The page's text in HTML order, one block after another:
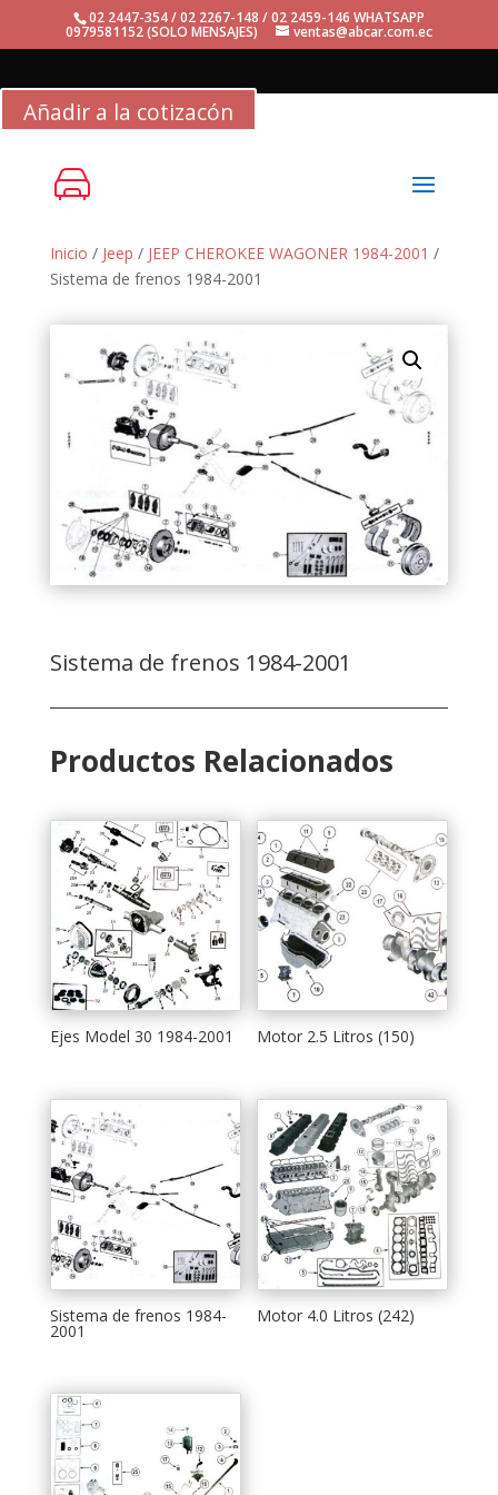
02 2447-354 / 02 2267-148 / 02 2459-146 WHATSAPP
0979581152 (SOLO MENSAJES) ventas@abcar.com.ec
Añadir a la cotizacón
Inicio / Jeep / JEEP CHEROKEE WAGONER 1984-2001 /
Sistema de frenos 1984-2001
Sistema de frenos 1984-2001
Productos Relacionados
Ejes Model 30 1984-2001 Motor 2.5 Litros (150)
Sistema de frenos 1984-
2001
Motor 4.0 Litros (242)